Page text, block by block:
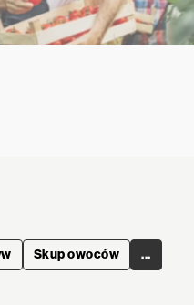
Skup owoców ...